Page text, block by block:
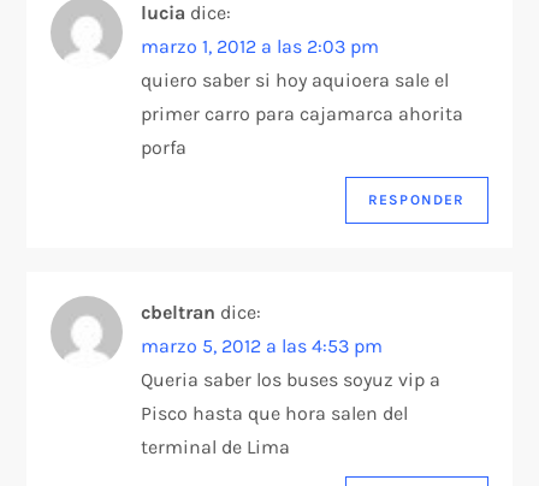
lucia dice:
marzo 1, 2012 a las 2:03 pm
quiero saber si hoy aquioera sale el
primer carro para cajamarca ahorita
porfa
RESPONDER
cbeltran dice:
marzo 5, 2012 a las 4:53 pm
Queria saber los buses soyuz vip a
Pisco hasta que hora salen del
terminal de Lima